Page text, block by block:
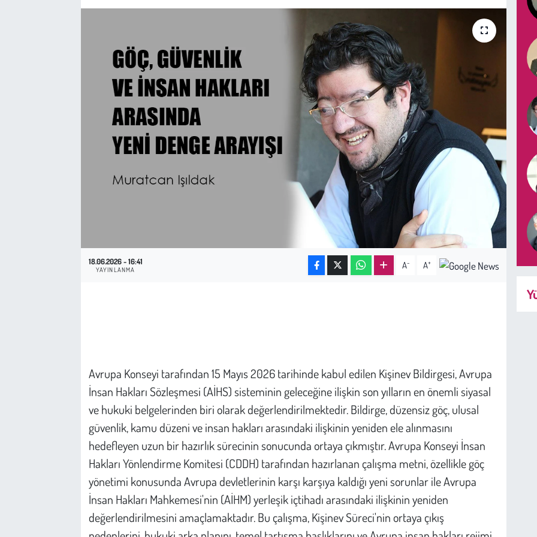
18.06.2026 - 16:41
YAYINLANMA A- A+
Avrupa Konseyi tarafından 15 Mayıs 2026 tarihinde kabul edilen Kişinev Bildirgesi, Avrupa
İnsan Hakları Sözleşmesi (AİHS) sisteminin geleceğine ilişkin son yılların en önemli siyasal
ve hukuki belgelerinden biri olarak değerlendirilmektedir. Bildirge, düzensiz göç, ulusal
güvenlik, kamu düzeni ve insan hakları arasındaki ilişkinin yeniden ele alınmasını
hedefleyen uzun bir hazırlık sürecinin sonucunda ortaya çıkmıştır. Avrupa Konseyi İnsan
Hakları Yönlendirme Komitesi (CDDH) tarafından hazırlanan çalışma metni, özellikle göç
yönetimi konusunda Avrupa devletlerinin karşı karşıya kaldığı yeni sorunlar ile Avrupa
İnsan Hakları Mahkemesi'nin (AİHM) yerleşik içtihadı arasındaki ilişkinin yeniden
değerlendirilmesini amaçlamaktadır. Bu çalışma, Kişinev Süreci'nin ortaya çıkış
Hayvan Hakları